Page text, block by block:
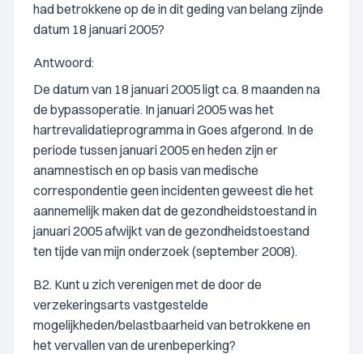
had betrokkene op de in dit geding van belang zijnde
datum 18 januari 2005?
Antwoord:
De datum van 18 januari 2005 ligt ca. 8 maanden na
de bypassoperatie. In januari 2005 was het
hartrevalidatieprogramma in Goes afgerond. In de
periode tussen januari 2005 en heden zijn er
anamnestisch en op basis van medische
correspondentie geen incidenten geweest die het
aannemelijk maken dat de gezondheidstoestand in
januari 2005 afwijkt van de gezondheidstoestand
ten tijde van mijn onderzoek (september 2008).
B2. Kunt u zich verenigen met de door de
verzekeringsarts vastgestelde
mogelijkheden/belastbaarheid van betrokkene en
het vervallen van de urenbeperking?